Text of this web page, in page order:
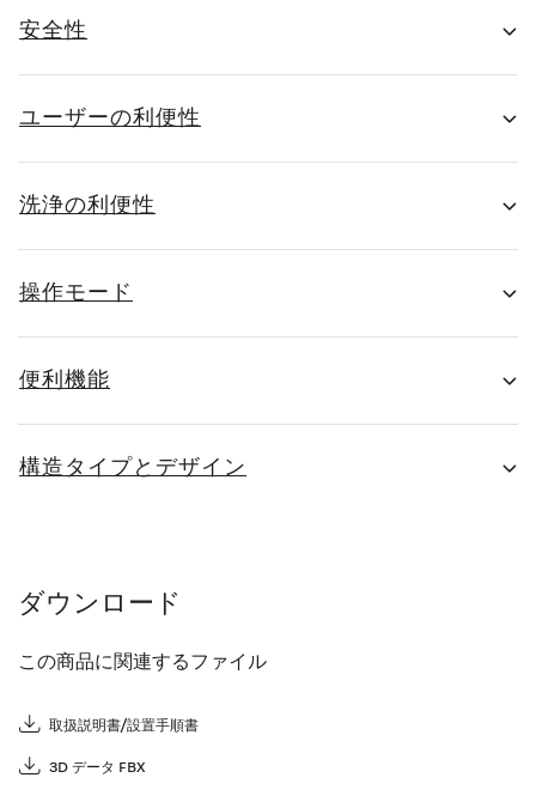
安全性
ユーザーの利便性
洗浄の利便性
操作モード
便利機能
構造タイプとデザイン
ダウンロード
この商品に関連するファイル
取扱説明書/設置手順書
3D データ FBX